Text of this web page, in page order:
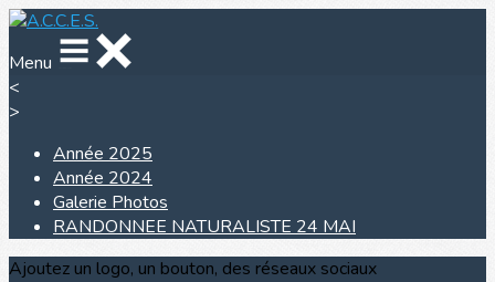
Menu
<
>
Année 2025
Année 2024
Galerie Photos
RANDONNEE NATURALISTE 24 MAI
Ajoutez un logo, un bouton, des réseaux sociaux